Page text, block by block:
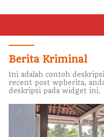
Berita Kriminal
Ini adalah contoh
recent post wpberita,
deskripsi pada widget ini.